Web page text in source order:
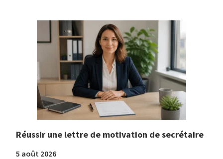
Réussir une lettre de motivation de secrétaire
5 août 2026